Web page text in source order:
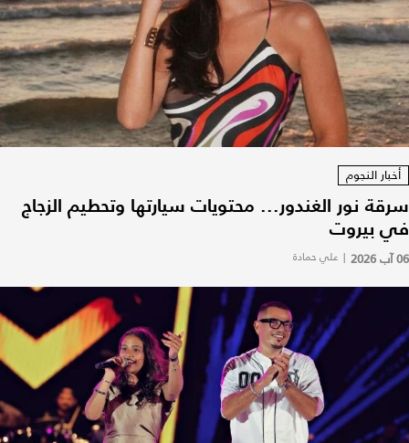
أخبار النجوم
سرقة نور الغندور... محتويات سيارتها وتحطيم الزجاج
في بيروت
06 آب 2026 | علي حمادة